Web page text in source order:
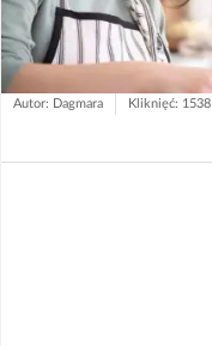
Autor: Dagmara Kliknięć: 1538